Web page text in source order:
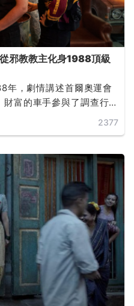
邪教教主化身1988頂級
年，劇情講述首爾奧運會
富的車手參與了調查行
金。是一部十分強調歡樂2377